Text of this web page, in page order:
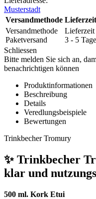
Musterstadt
Versandmethode Lieferzeit
Versandmethode
Paketversand
Lieferzeit
3 - 5 Tage
Schliessen
Bitte melden Sie sich an,
benachrichtigen können
Produktinformationen
Beschreibung
Details
Veredlungsbeispiele
Bewertungen
Trinkbecher Tromury
✨ Trinkbecher
klar und
500 ml. Kork Etui